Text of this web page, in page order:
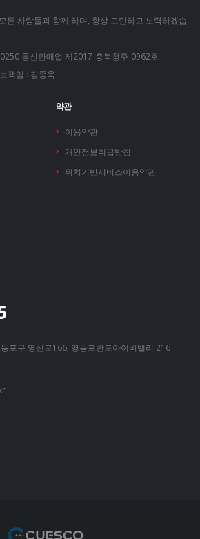
든 사람들과 함께 하며, 항상 고민하고 노력하겠습
통신판매업 제2017-충북청주-0962호
책임 : 김종욱
약관
이용약관
개인정보취급방침
위치기반서비스이용약관
포구 영신로166, 영등포반도아이비밸리 216